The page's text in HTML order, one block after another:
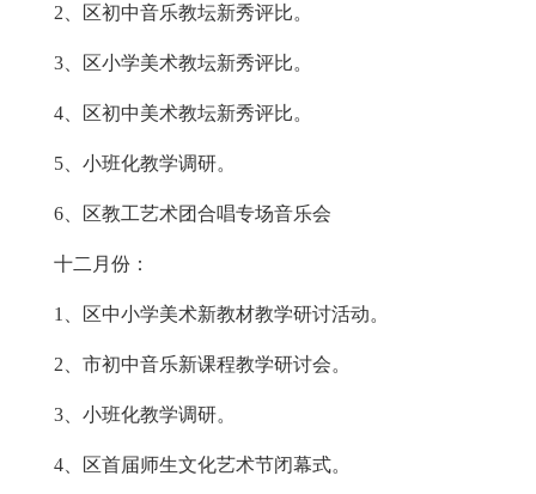
2、区初中音乐教坛新秀评比。
3、区小学美术教坛新秀评比。
4、区初中美术教坛新秀评比。
5、小班化教学调研。
6、区教工艺术团合唱专场音乐会
十二月份：
1、区中小学美术新教材教学研讨活动。
2、市初中音乐新课程教学研讨会。
3、小班化教学调研。
4、区首届师生文化艺术节闭幕式。